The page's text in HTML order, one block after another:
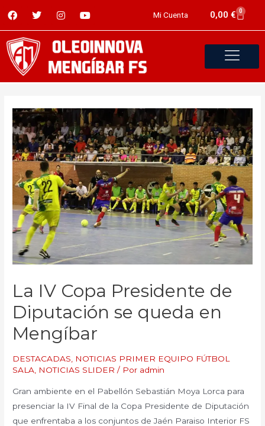
Mi Cuenta 0,00 € 0
La IV Copa Presidente de
Diputación se queda en
Mengíbar
DESTACADAS, NOTICIAS PRIMER EQUIPO FÚTBOL
SALA, NOTICIAS SLIDER / Por admin
Gran ambiente en el Pabellón Sebastián Moya Lorca para
presenciar la IV Final de la Copa Presidente de Diputación
que enfrentaba a los conjuntos de Jaén Paraiso Interior FS